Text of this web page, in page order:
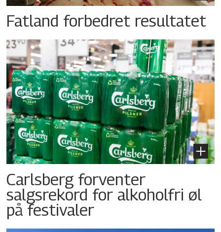
Fatland forbedret resultatet
Carlsberg forventer
salgsrekord for alkoholfri øl
på festivaler